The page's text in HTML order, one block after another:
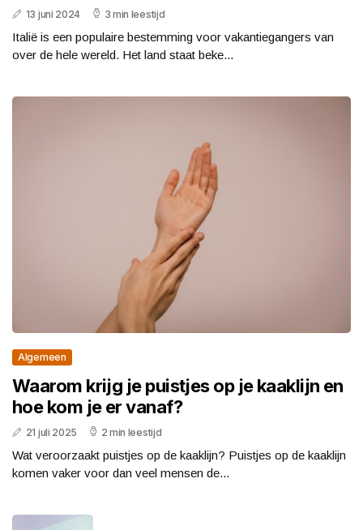
13 juni 2024 3 min leestijd
Italië is een populaire bestemming voor vakantiegangers van
over de hele wereld. Het land staat beke...
Algemeen
Waarom krijg je puistjes op je kaaklijn en
hoe kom je er vanaf?
21 juli 2025 2 min leestijd
Wat veroorzaakt puistjes op de kaaklijn? Puistjes op de kaaklijn
komen vaker voor dan veel mensen de...